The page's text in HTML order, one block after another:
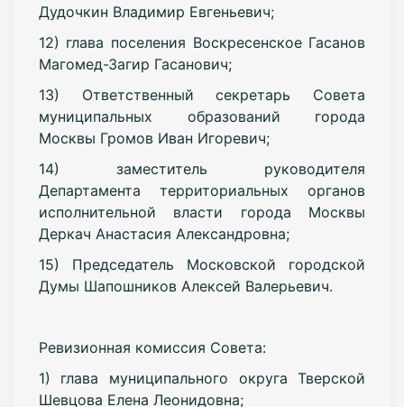
Дудочкин Владимир Евгеньевич;
12) глава поселения Воскресенское Гасанов
Магомед-Загир Гасанович;
13) Ответственный секретарь Совета
муниципальных образований города
Москвы Громов Иван Игоревич;
14) заместитель руководителя
Департамента территориальных органов
исполнительной власти города Москвы
Деркач Анастасия Александровна;
15) Председатель Московской городской
Думы Шапошников Алексей Валерьевич.
Ревизионная комиссия Совета:
1) глава муниципального округа Тверской
Шевцова Елена Леонидовна;